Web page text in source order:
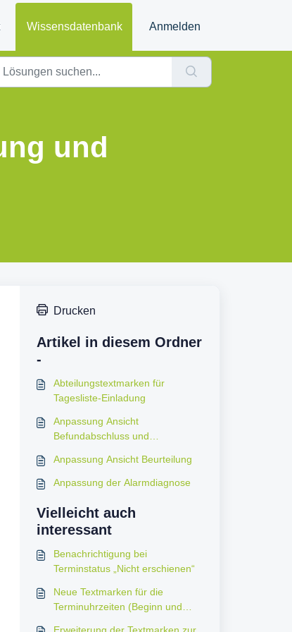
Wissensdatenbank Anmelden
und
Drucken
Artikel in diesem Ordner
-
Abteilungstextmarken für
Tagesliste-Einladung
Anpassung Ansicht
Befundabschluss und
Anpassung Ansicht Beurteilung
Anpassung der Alarmdiagnose
Vielleicht auch
interessant
Benachrichtigung bei
Terminstatus „Nicht erschienen“
Neue Textmarken für die
Terminuhrzeiten (Beginn und